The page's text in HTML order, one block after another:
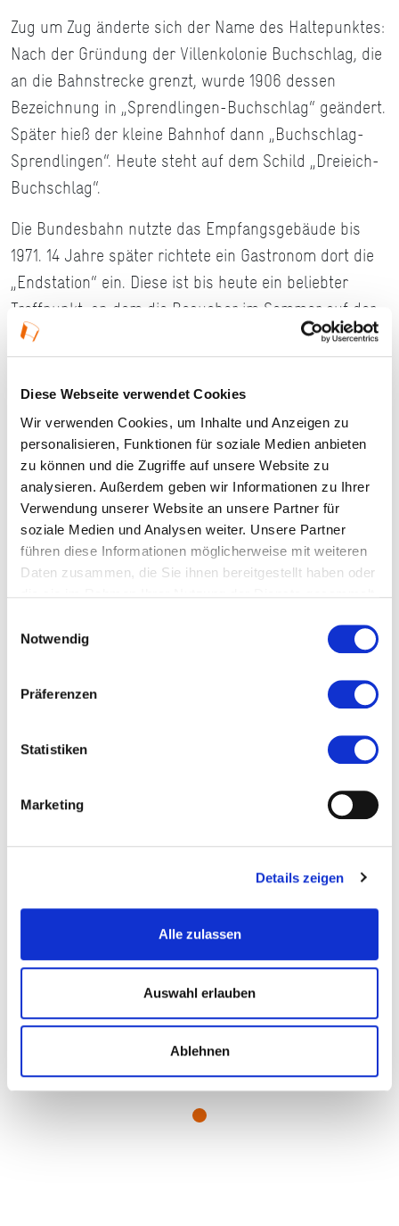
Diese Webseite verwendet Cookies
Wir verwenden Cookies, um Inhalte und Anzeigen zu
personalisieren, Funktionen für soziale Medien anbieten
zu können und die Zugriffe auf unsere Website zu
analysieren. Außerdem geben wir Informationen zu Ihrer
Verwendung unserer Website an unsere Partner für
soziale Medien und Analysen weiter. Unsere Partner
führen diese Informationen möglicherweise mit weiteren
Daten zusammen, die Sie ihnen bereitgestellt haben oder
Notwendig
Präferenzen
Statistiken
Marketing
Details zeigen
Alle zulassen
Auswahl erlauben
Ablehnen
Zug um Zug änderte sich der Name des Haltepunktes:
Nach der Gründung der Villenkolonie Buchschlag, die
an die Bahnstrecke grenzt, wurde 1906 dessen
Bezeichnung in „Sprendlingen-Buchschlag“ geändert.
Später hieß der kleine Bahnhof dann „Buchschlag-
Sprendlingen“. Heute steht auf dem Schild „Dreieich-
Buchschlag“.
Die Bundesbahn nutzte das Empfangsgebäude bis
1971. 14 Jahre später richtete ein Gastronom dort die
„Endstation“ ein. Diese ist bis heute ein beliebter
Treffpunkt, an dem die Besucher im Sommer auf der
Terrasse – hinter einer Glaswand vor Lärm geschützt
– fast im Minutentakt Züge vorbeirauschen sehen.
Das Bahnhofsgebäude steht, wie auch das Perron-
Schutzdach, unter Denkmalschutz. Das Dach stammt
vom Darmstädter Ludwigsbahnhof und wurde 1958
nach Buchschlag gebracht.
#Kreis Offenbach
#Lokaler Routenführer Kreis Offenbach
63303 Dreieich